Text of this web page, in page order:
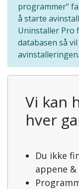
programmer"
å starte
Uninstaller Pro
databasen så
avinstalleringen.
Vi kan
hver
Du ikke
appene